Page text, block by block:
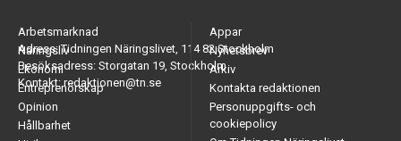
Adress: Tidningen Näringslivet, 114 82 Stockholm
Besöksadress: Storgatan 19, Stockholm
Kontakt: redaktionen@tn.se
Arbetsmarknad
Näringsliv
Ekonomi
Entreprenörskap
Opinion
Hållbarhet
Appar
Nyhetsbrev
Arkiv
Kontakta redaktionen
Personuppgifts- och
cookiepolicy